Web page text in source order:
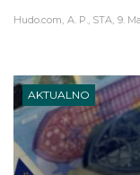
Hudo.com A. P., STA 9.
AKTUALNO